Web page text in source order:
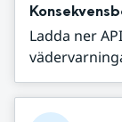
Ladda ner